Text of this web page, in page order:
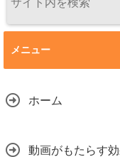
メニュー
ホーム
動画がもたらす